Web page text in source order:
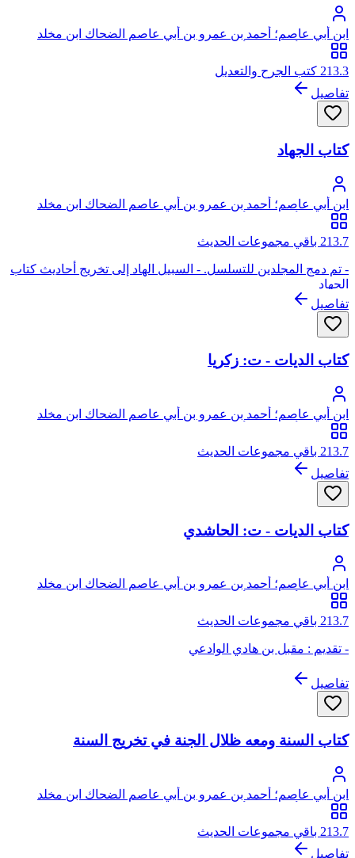
ابن أبي عاصم؛ أحمد بن عمرو بن أبي عاصم الضحاك ابن مخلد
الشيباني، أبو بكر بن أبي عاصم، ويقال له ابن النبيل
213.3 كتب الجرح والتعديل
تفاصيل
كتاب الجهاد
ابن أبي عاصم؛ أحمد بن عمرو بن أبي عاصم الضحاك ابن مخلد
الشيباني، أبو بكر بن أبي عاصم، ويقال له ابن النبيل
213.7 باقي مجموعات الحديث
- تم دمج المجلدين للتسلسل. - السبيل الهاد إلى تخريج أحاديث كتاب
الجهاد
تفاصيل
كتاب الديات - ت: زكريا
ابن أبي عاصم؛ أحمد بن عمرو بن أبي عاصم الضحاك ابن مخلد
الشيباني، أبو بكر بن أبي عاصم، ويقال له ابن النبيل
213.7 باقي مجموعات الحديث
تفاصيل
كتاب الديات - ت: الحاشدي
ابن أبي عاصم؛ أحمد بن عمرو بن أبي عاصم الضحاك ابن مخلد
الشيباني، أبو بكر بن أبي عاصم، ويقال له ابن النبيل
213.7 باقي مجموعات الحديث
- تقديم : مقبل بن هادي الوادعي
تفاصيل
كتاب السنة ومعه ظلال الجنة في تخريج السنة
ابن أبي عاصم؛ أحمد بن عمرو بن أبي عاصم الضحاك ابن مخلد
الشيباني، أبو بكر بن أبي عاصم، ويقال له ابن النبيل
213.7 باقي مجموعات الحديث
تفاصيل